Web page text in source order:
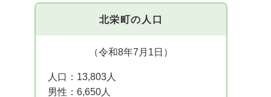
北栄町の人口
（令和8年7月1日）
人口： 13,803人
男性： 6,650人